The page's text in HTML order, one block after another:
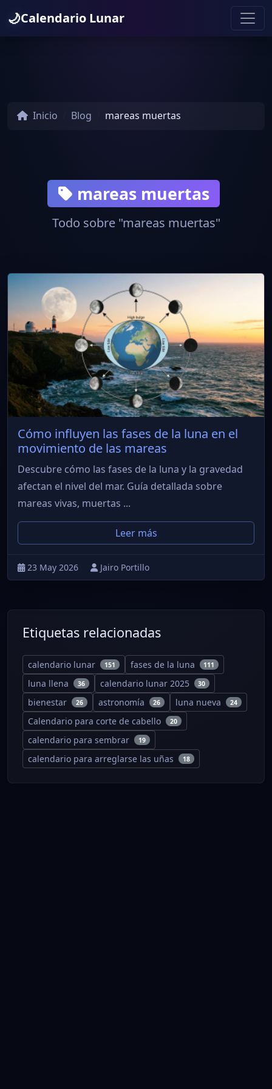
🌙Calendario Lunar
Inicio Blog mareas muertas
mareas muertas
Todo sobre "mareas muertas"
Cómo influyen las fases de la luna en el
movimiento de las mareas
Descubre cómo las fases de la luna y la gravedad
afectan el nivel del mar. Guía detallada sobre
mareas vivas, muertas ...
Leer más
23 May 2026 Jairo Portillo
Etiquetas relacionadas
calendario lunar 151 fases de la luna 111
luna llena 36 calendario lunar 2025 30
bienestar 26 astronomía 26 luna nueva 24
Calendario para corte de cabello 20
calendario para sembrar 19
calendario para arreglarse las uñas 18